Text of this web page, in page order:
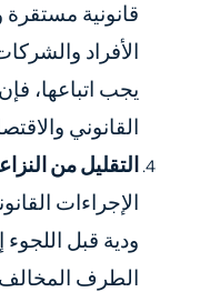
قانونية مستقرة
الأفراد
يجب اتباعها،
القانوني
التقليل من
الإجراءات
ودية قبل
الطرف